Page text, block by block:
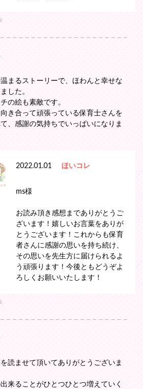
まるストーリーで、ほわんと幸せな
した。
の絵も素敵です。
き合って頑張っている保育士さんを
、感謝の気持ちでいっぱいになりま
2022.01.01 ほいコレ
ms様
お読み頂き感想までありがとうご
ざいます！嬉しいお言葉をありが
とうございます！これからも保育
者さんに感謝の思いを持ち続け、
その思いを先生方に届けられるよ
う頑張ります！今後ともどうぞよ
ろしくお願いいたします！
読ませて頂いてありがとうございま
来ることがひとつひとつ増えていく